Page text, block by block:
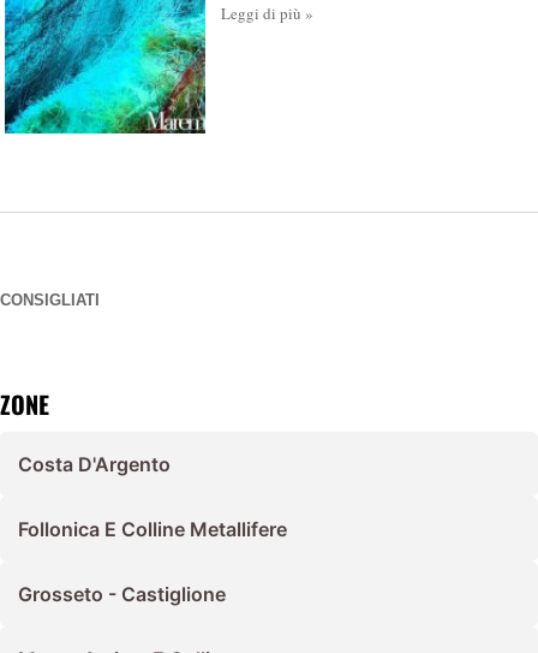
Leggi di più »
CONSIGLIATI
ZONE
Costa D'Argento
Follonica E Colline Metallifere
Grosseto - Castiglione